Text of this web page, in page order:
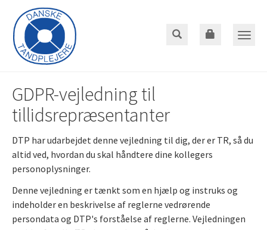
hoved-
indhold
GDPR-vejledning til
tillidsrepræsentanter
DTP har udarbejdet denne vejledning til dig, der er TR, så du
altid ved, hvordan du skal håndtere dine kollegers
personoplysninger.
Denne vejledning er tænkt som en hjælp og instruks og
indeholder en beskrivelse af reglerne vedrørende
persondata og DTP's forståelse af reglerne. Vejledningen